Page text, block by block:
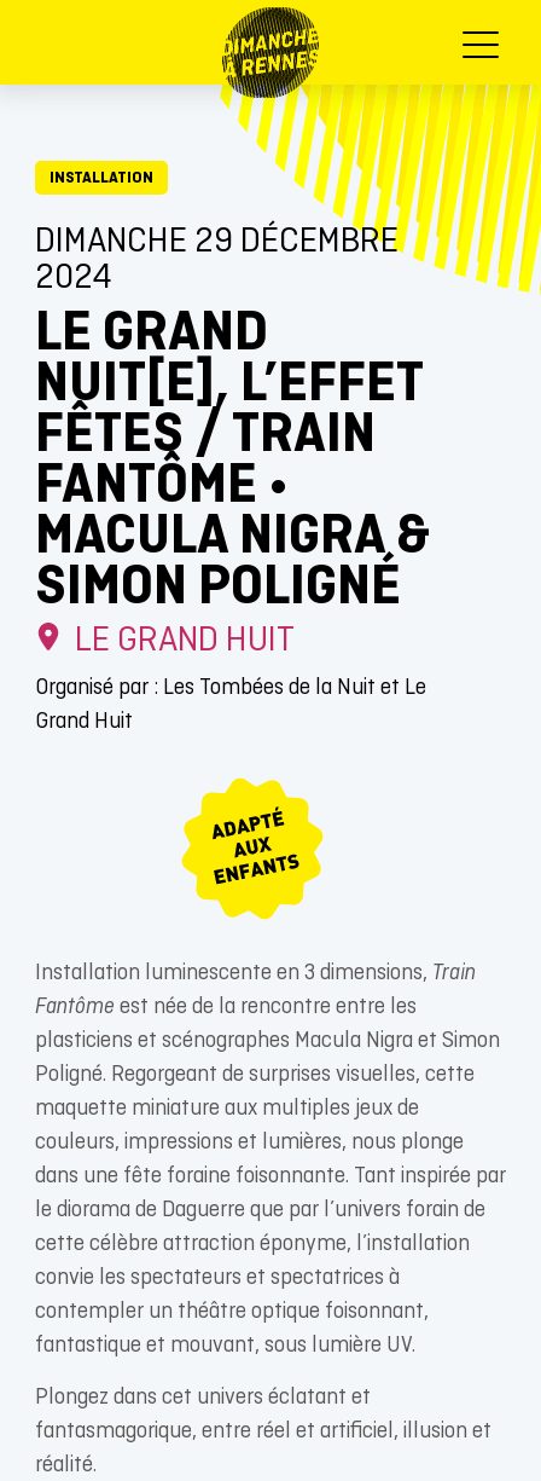
Menu
INSTALLATION
DIMANCHE 29 DÉCEMBRE
2024
LE GRAND
NUIT[E], L’EFFET
FÊTES / TRAIN
FANTÔME •
MACULA NIGRA &
SIMON POLIGNÉ
LE GRAND HUIT
Organisé par : Les Tombées de la Nuit et Le
Grand Huit
Installation luminescente en 3 dimensions, Train
Fantôme est née de la rencontre entre les
plasticiens et scénographes Macula Nigra et Simon
Poligné. Regorgeant de surprises visuelles, cette
maquette miniature aux multiples jeux de
couleurs, impressions et lumières, nous plonge
dans une fête foraine foisonnante. Tant inspirée par
le diorama de Daguerre que par l’univers forain de
cette célèbre attraction éponyme, l’installation
convie les spectateurs et spectatrices à
contempler un théâtre optique foisonnant,
fantastique et mouvant, sous lumière UV.
Plongez dans cet univers éclatant et
fantasmagorique, entre réel et artificiel, illusion et
réalité.